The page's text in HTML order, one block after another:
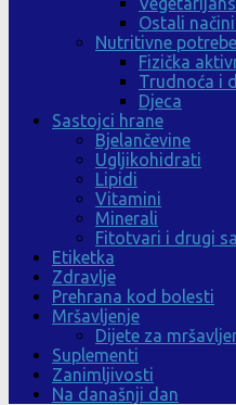
Ostali
Nutritivne potrebe
Fizička
Trudnoća i
Djeca
Sastojci hrane
Bjelančevine
Ugljikohidrati
Lipidi
Vitamini
Minerali
Fitotvari i drugi
Etiketka
Zdravlje
Prehrana kod bolesti
Mršavljenje
Dijete za
Suplementi
Zanimljivosti
Na današnji dan